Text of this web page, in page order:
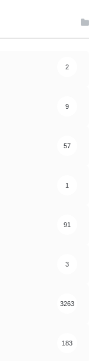
2
9
57
1
91
3
3263
183